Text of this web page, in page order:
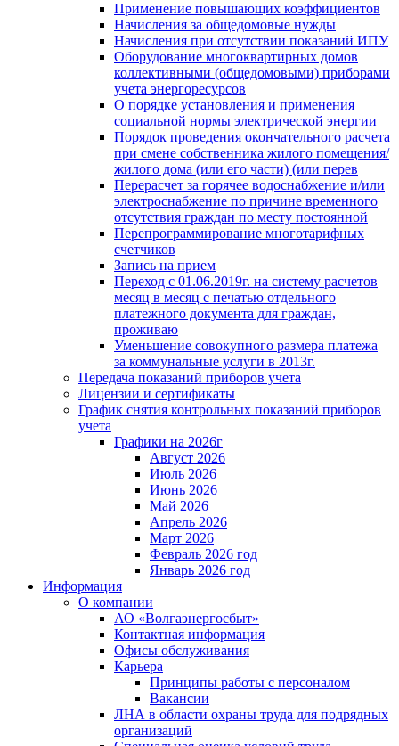
Применение повышающих коэффициентов
Начисления за общедомовые нужды
Начисления при отсутствии показаний ИПУ
Оборудование многоквартирных домов
коллективными (общедомовыми) приборами
учета энергоресурсов
О порядке установления и применения
социальной нормы электрической энергии
Порядок проведения окончательного расчета
при смене собственника жилого помещения/
жилого дома (или его части) (или перев
Перерасчет за горячее водоснабжение и/или
электроснабжение по причине временного
отсутствия граждан по месту постоянной
Перепрограммирование многотарифных
счетчиков
Запись на прием
Переход с 01.06.2019г. на систему расчетов
месяц в месяц с печатью отдельного
платежного документа для граждан,
проживаю
Уменьшение совокупного размера платежа
за коммунальные услуги в 2013г.
Передача показаний приборов учета
Лицензии и сертификаты
График снятия контрольных показаний приборов
учета
Графики на 2026г
Август 2026
Июль 2026
Июнь 2026
Май 2026
Апрель 2026
Март 2026
Февраль 2026 год
Январь 2026 год
Информация
О компании
АО «Волгаэнергосбыт»
Контактная информация
Офисы обслуживания
Карьера
Принципы работы с персоналом
Вакансии
ЛНА в области охраны труда для подрядных
организаций